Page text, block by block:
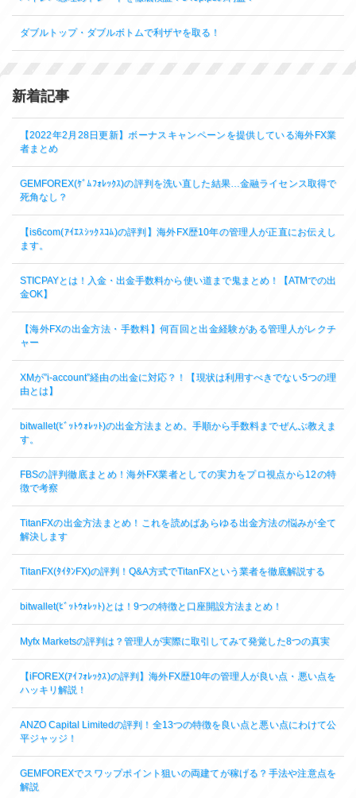
ダブルトップ・ダブルボトムで利ザヤを取る！
新着記事
【2022年2月28日更新】ボーナスキャンペーンを提供している海外FX業
者まとめ
GEMFOREX(ｹﾞﾑﾌｫﾚｯｸｽ)の評判を洗い直した結果…金融ライセンス取得で
死角なし？
【is6com(ｱｲｴｽｼｯｸｽｺﾑ)の評判】海外FX歴10年の管理人が正直にお伝えし
ます。
STICPAYとは！入金・出金手数料から使い道まで鬼まとめ！【ATMでの出
金OK】
【海外FXの出金方法・手数料】何百回と出金経験がある管理人がレクチ
ャー
XMが”i-account”経由の出金に対応？！【現状は利用すべきでない5つの理
由とは】
bitwallet(ﾋﾞｯﾄｳｫﾚｯﾄ)の出金方法まとめ。手順から手数料までぜんぶ教えま
す。
FBSの評判徹底まとめ！海外FX業者としての実力をプロ視点から12の特
徴で考察
TitanFXの出金方法まとめ！これを読めばあらゆる出金方法の悩みが全て
解決します
TitanFX(ﾀｲﾀﾝFX)の評判！Q&A方式でTitanFXという業者を徹底解説する
bitwallet(ﾋﾞｯﾄｳｫﾚｯﾄ)とは！9つの特徴と口座開設方法まとめ！
Myfx Marketsの評判は？管理人が実際に取引してみて発覚した8つの真実
【iFOREX(ｱｲﾌｫﾚｯｸｽ)の評判】海外FX歴10年の管理人が良い点・悪い点を
ハッキリ解説！
ANZO Capital Limitedの評判！全13つの特徴を良い点と悪い点にわけて公
平ジャッジ！
GEMFOREXでスワップポイント狙いの両建てが稼げる？手法や注意点を
解説